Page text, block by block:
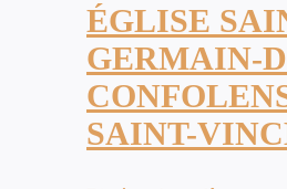
ÉGLISE
GERMAIN-
SAINT-